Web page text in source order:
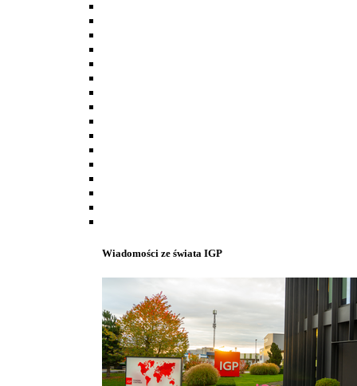
Wiadomości ze świata IGP